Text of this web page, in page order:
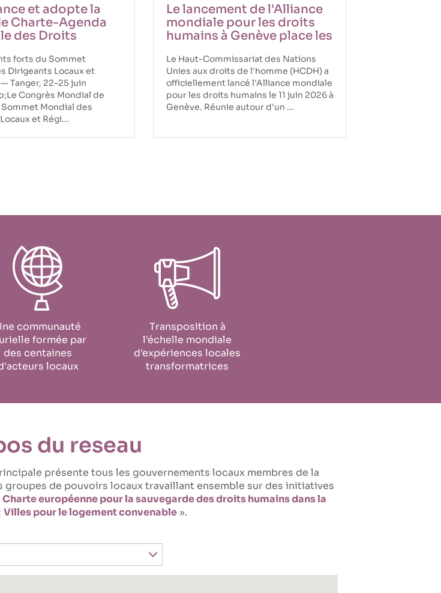
et adopte la
Charte-Agenda
des Droits
Mondial de
Tanger
forts du Sommet
Dirigeants Locaux et
Tanger, 22–25 juin
Congrès Mondial de
Sommet Mondial des
et Régi...
Le lancement de l'Alliance
mondiale pour les droits
humains à Genève place les
de l'agenda mondial
Le Haut-Commissariat des Nations
Unies aux droits de l'homme (HCDH) a
officiellement lancé l'Alliance mondiale
pour les droits humains le 11 juin 2026 à
Genève. Réunie autour d'un ...
communauté
formée par
des centaines
locaux
Transposition à
l'échelle mondiale
d'expériences locales
transformatrices
du reseau
présente tous les gouvernements locaux membres de la
de pouvoirs locaux travaillant ensemble sur des initiatives
Charte européenne pour la sauvegarde des droits humains dans la
Villes pour le logement convenable».